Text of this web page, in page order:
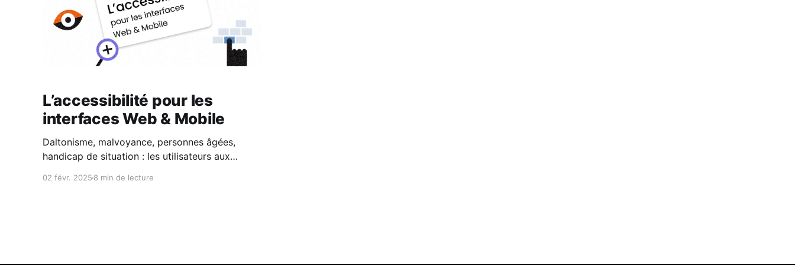
L’accessibilité pour les
interfaces Web & Mobile
Daltonisme, malvoyance, personnes âgées,
handicap de situation : les utilisateurs aux
02 févr. 2025 8 min de lecture